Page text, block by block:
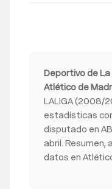
Deportivo de
Atlético de
LALIGA (2008/
estadísticas
disputado en
abril. Resumen,
datos en